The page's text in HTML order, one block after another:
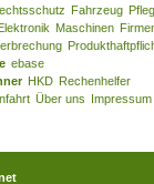
Fahrzeug
Elektronik Maschinen
ebase
HKD Rechenhelfer
Über uns Impressum